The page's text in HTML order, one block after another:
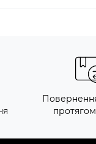
протягом